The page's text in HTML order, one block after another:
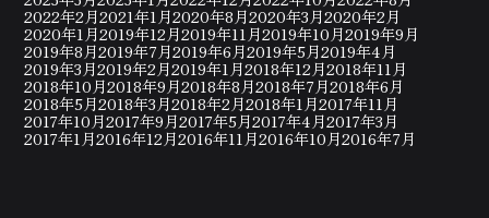
2022年2月2021年1月2020年8月2020年3月2020年2月
2020年1月2019年12月2019年11月2019年10月2019年9月
2019年8月2019年7月2019年6月2019年5月2019年4月
2019年3月2019年2月2019年1月2018年12月2018年11月
2018年10月2018年9月2018年8月2018年7月2018年6月
2018年5月2018年3月2018年2月2018年1月2017年11月
2017年10月2017年9月2017年5月2017年4月2017年3月
2017年1月2016年12月2016年11月2016年10月2016年7月